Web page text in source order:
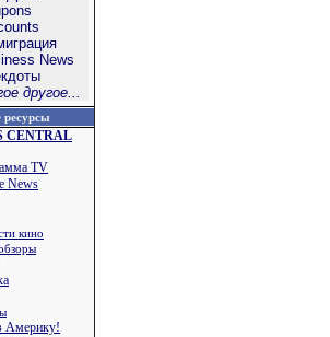
News
другое...
ресурсы
CENTRAL
TV
News
кино
Америку!